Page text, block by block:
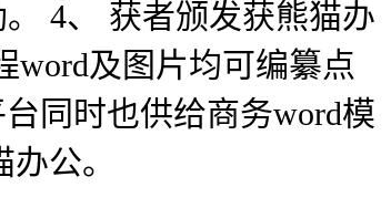
4、 获者颁发获熊猫办
word及图片均可编纂点
同时也供给商务word模
公。